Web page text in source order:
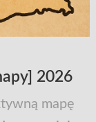
2026
mapę